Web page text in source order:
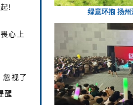
!
心上
视了
醒
绿意环抱 扬